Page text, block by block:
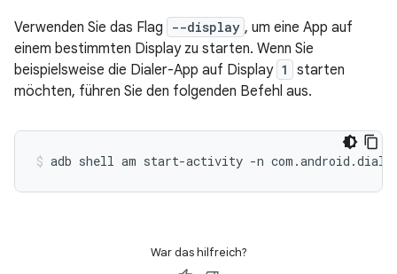
Verwenden Sie das Flag --display , um eine App auf
einem bestimmten Display zu starten. Wenn Sie
beispielsweise die Dialer-App auf Display 1
starten
möchten, führen Sie den folgenden Befehl aus.
adb shell am start-activity -n
War das hilfreich?